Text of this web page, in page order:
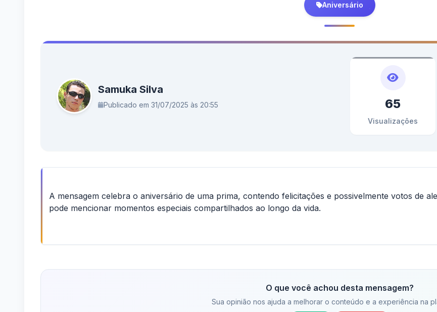
Aniversário
Samuka Silva
Publicado em 31/07/2025 às 20:55 65
Visualizações
A mensagem celebra o aniversário de uma prima, contendo felicitações e possivelmente votos de
pode mencionar momentos especiais compartilhados ao longo da vida.
O que você achou desta mensagem?
Sua opinião nos ajuda a melhorar o conteúdo e a experiência na